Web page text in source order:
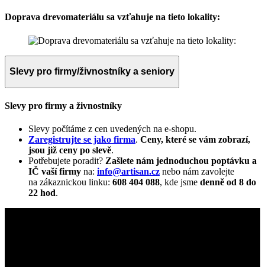
Doprava drevomateriálu sa vzťahuje na tieto lokality:
Slevy pro firmy/živnostníky a seniory
Slevy pro firmy a živnostníky
Slevy počítáme z cen uvedených na e-shopu.
Zaregistrujte se jako firma. Ceny, které se vám zobrazí,
jsou již ceny po slevě.
Potřebujete poradit? Zašlete nám jednoduchou poptávku a
IČ vaší firmy na: info@artisan.cz nebo nám zavolejte
na zákaznickou linku: 608 404 088, kde jsme denně od 8 do
22 hod.